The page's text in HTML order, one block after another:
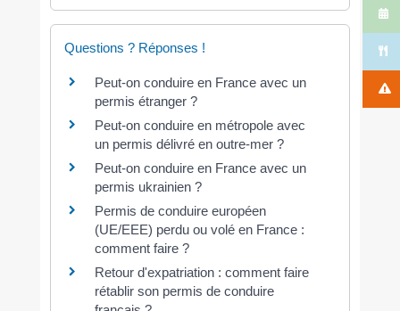
Questions ? Réponses !
Peut-on conduire en France avec un
permis étranger ?
Peut-on conduire en métropole avec
un permis délivré en outre-mer ?
Peut-on conduire en France avec un
permis ukrainien ?
Permis de conduire européen
(UE/EEE) perdu ou volé en France :
comment faire ?
Retour d'expatriation : comment faire
rétablir son permis de conduire